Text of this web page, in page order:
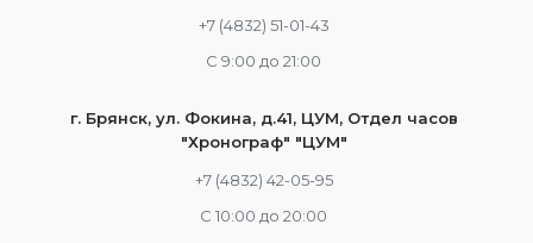
+7 (4832) 51-01-43
С 9:00 до 21:00
г. Брянск, ул. Фокина, д.41, ЦУМ, Отдел часов
"Хронограф" "ЦУМ"
+7 (4832) 42-05-95
С 10:00 до 20:00